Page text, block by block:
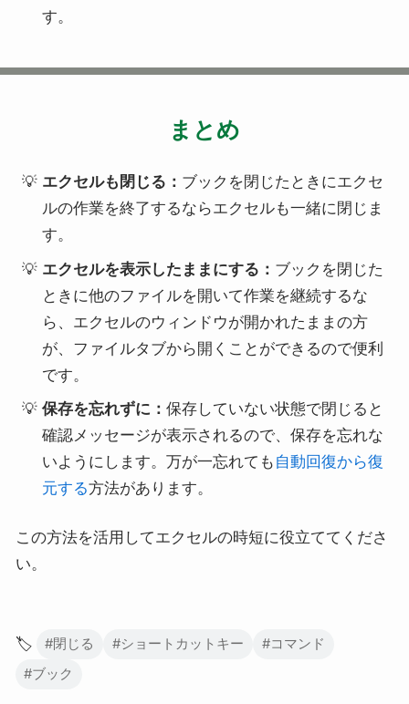
す。
まとめ
エクセルも閉じる： ブックを閉じたときにエクセ
ルの作業を終了するならエクセルも一緒に閉じま
す。
エクセルを表示したままにする： ブックを閉じた
ときに他のファイルを開いて作業を継続するな
ら、エクセルのウィンドウが開かれたままの方
が、ファイルタブから開くことができるので便利
です。
保存を忘れずに：保存していない状態で閉じると
確認メッセージが表示されるので、保存を忘れな
いようにします。万が一忘れても 自動回復から復
元する方法があります。
この方法を活用してエクセルの時短に役立ててくださ
い。
🏷️ #閉じる #ショートカットキー
#コマンド
#ブック